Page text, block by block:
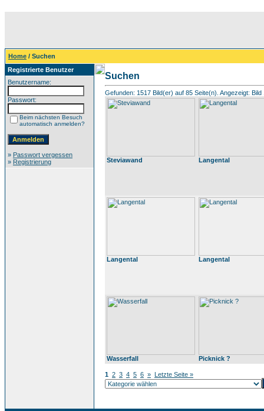
Home / Suchen
Registrierte Benutzer
Benutzername:
Passwort:
Beim nächsten Besuch
automatisch anmelden?
» Passwort vergessen
» Registrierung
Suchen
Gefunden: 1517 Bild(er) auf 85 Seite(n). Angezeigt: Bild
Steviawand Langental
Langental Langental
Wasserfall Picknick ?
1 2 3 4 5 6 » Letzte Seite »